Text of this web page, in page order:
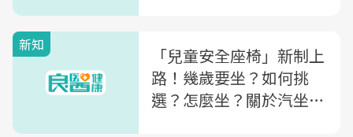
新知
「兒童安全座椅」新制上
路！幾歲要坐？如何挑
選？怎麼坐？關於汽坐這